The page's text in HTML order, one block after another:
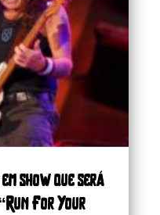
show que será
For Your